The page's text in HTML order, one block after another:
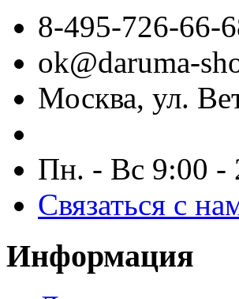
8-495-726-66-
ok@daruma-
Москва, ул.
Пн. - Вс 9:00 -
Связаться с
Информация